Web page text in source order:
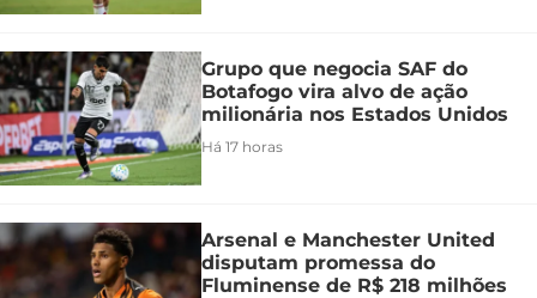
Grupo que negocia SAF do
Botafogo vira alvo de ação
milionária nos Estados Unidos
Há 17 horas
Arsenal e Manchester United
disputam promessa do
Fluminense de R$ 218 milhões